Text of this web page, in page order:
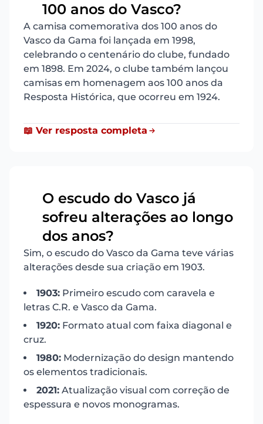
100 anos do Vasco?
A camisa comemorativa dos 100 anos do
Vasco da Gama foi lançada em 1998,
celebrando o centenário do clube, fundado
em 1898. Em 2024, o clube também lançou
camisas em homenagem aos 100 anos da
Resposta Histórica, que ocorreu em 1924.
📖 Ver resposta completa
O escudo do Vasco já
sofreu alterações ao longo
dos anos?
Sim, o escudo do Vasco da Gama teve várias
alterações desde sua criação em 1903.
1903: Primeiro escudo com caravela e
letras C.R. e Vasco da Gama.
1920: Formato atual com faixa diagonal e
cruz.
1980: Modernização do design mantendo
os elementos tradicionais.
2021: Atualização visual com correção de
espessura e novos monogramas.